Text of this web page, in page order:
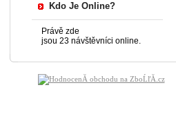
Kdo Je Online?
Právě zde
jsou 23 návštěvníci online.